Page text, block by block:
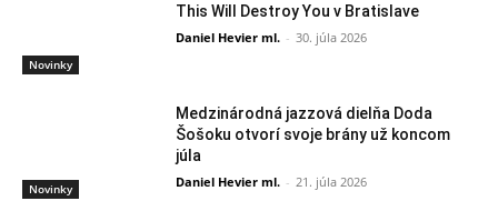
Novinky
This Will Destroy You v Bratislave
Daniel Hevier ml. - 30. júla 2026
Novinky
Medzinárodná jazzová dielňa Doda
Šošoku otvorí svoje brány už koncom
júla
Daniel Hevier ml. - 21. júla 2026